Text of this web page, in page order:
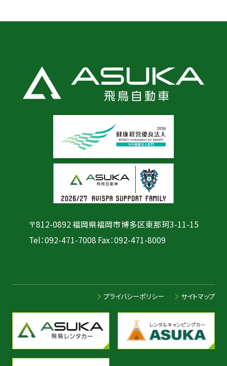
〒812-0892 福岡県福岡市博多区東那珂3-11-15
Tel：092-471-7008 Fax：092-471-8009
プライバシーポリシー サイトマップ